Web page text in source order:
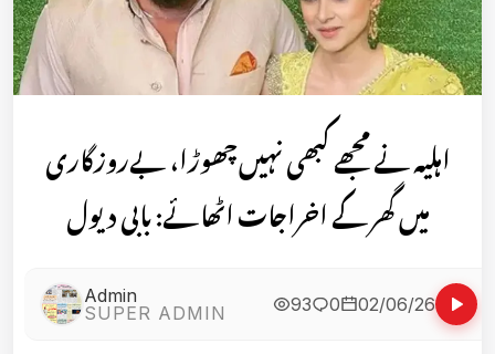
اہلیہ نے مجھے کبھی نہیں چھوڑا، بےروزگاری
میں گھر کے اخراجات اٹھائے: بابی دیول
Admin
SUPER ADMIN
93 0 02/06/26